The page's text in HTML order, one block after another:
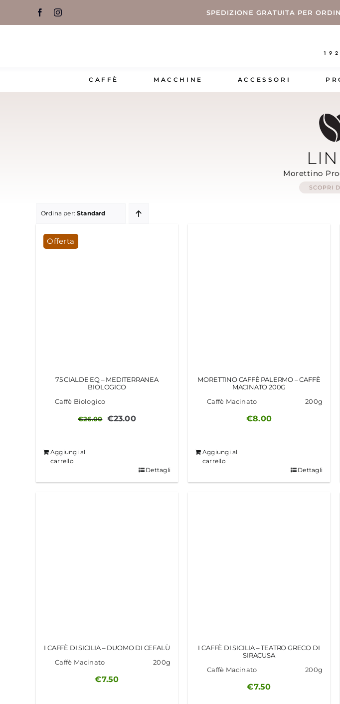
SPEDIZIONE GRATUITA PER
CAFFÈ MACCHINE ACCESSORI
Morettino
SCOPRI
Ordina per:Standard
Offerta
75 CIALDE EQ – MEDITERRANEA
BIOLOGICO
Caffè Biologico
€26.00
Il
€23.00Il
€23.00.
Aggiungi al
carrello
Dettagli
MORETTINO CAFFÈ PALERMO – CAFFÈ
MACINATO 200G
Caffè Macinato
200g
€8.00
Aggiungi al
carrello
Dettagli
I CAFFÈ DI SICILIA – DUOMO DI CEFALÙ
Caffè Macinato
200g
€7.50
I CAFFÈ DI SICILIA – TEATRO GRECO DI
SIRACUSA
Caffè Macinato
200g
€7.50